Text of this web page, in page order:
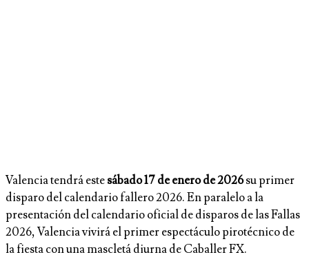
Valencia tendrá estesábado 17 de enero de 2026su primer
disparo del calendario fallero 2026. En paralelo a la
presentación del calendario oficial de disparos de las Fallas
2026, Valencia vivirá el primer espectáculo pirotécnico de
la fiesta con una mascletá diurna de Caballer FX.